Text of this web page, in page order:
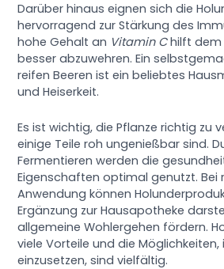
Darüber hinaus eignen sich die
hervorragend zur Stärkung des
hohe Gehalt an Vitamin Chilft dem
besser abzuwehren. Ein
reifen Beeren ist ein beliebtes
und Heiserkeit.
Es ist wichtig, die Pflanze richtig zu
einige Teile roh ungenießbar sind.
Fermentieren werden die
Eigenschaften optimal genutzt. Bei
Anwendung können
Ergänzung zur Hausapotheke
allgemeine Wohlergehen fördern.
viele Vorteile und die
einzusetzen, sind vielfältig.